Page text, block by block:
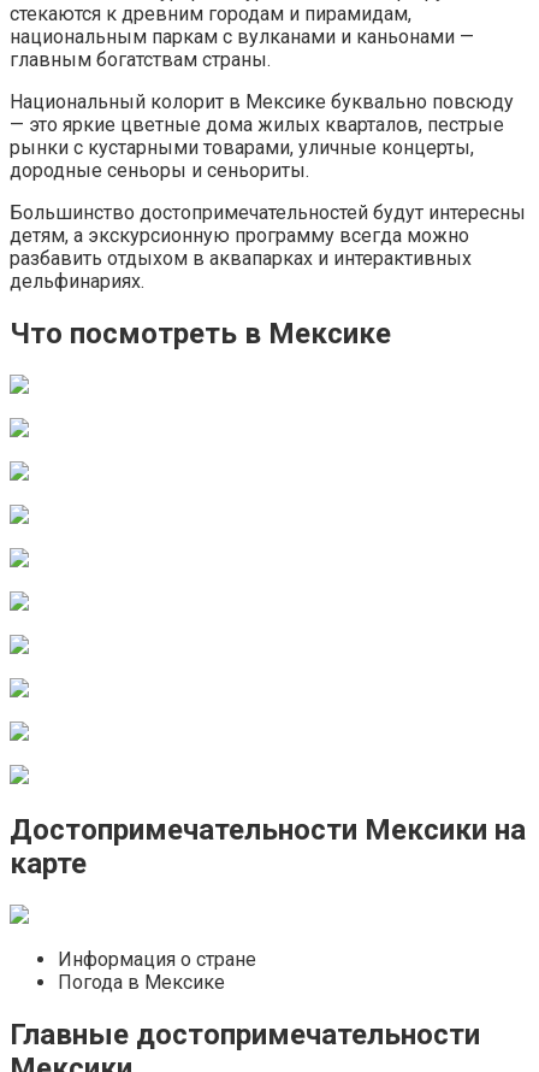
стекаются к древним городам и пирамидам,
национальным паркам с вулканами и каньонами —
главным богатствам страны.
Национальный колорит в Мексике буквально повсюду
— это яркие цветные дома жилых кварталов, пестрые
рынки с кустарными товарами, уличные концерты,
дородные сеньоры и сеньориты.
Большинство достопримечательностей будут интересны
детям, а экскурсионную программу всегда можно
разбавить отдыхом в аквапарках и интерактивных
дельфинариях.
Что посмотреть в Мексике
Достопримечательности Мексики на
карте
Информация о стране
Погода в Мексике
Главные достопримечательности